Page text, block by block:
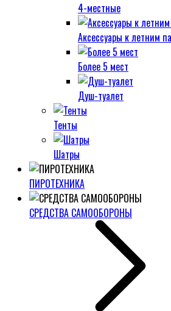
4-местные
Аксессуары к летним
Более 5 мест
Душ-туалет
Тенты
Шатры
ПИРОТЕХНИКА
СРЕДСТВА САМООБОРОНЫ